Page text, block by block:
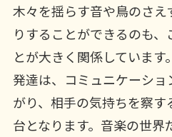
木々を揺らす音や鳥のさ
りすることができるのも
とが大きく関係していま
発達は、コミュニケーシ
がり、相手の気持ちを察
台となります。音楽の世